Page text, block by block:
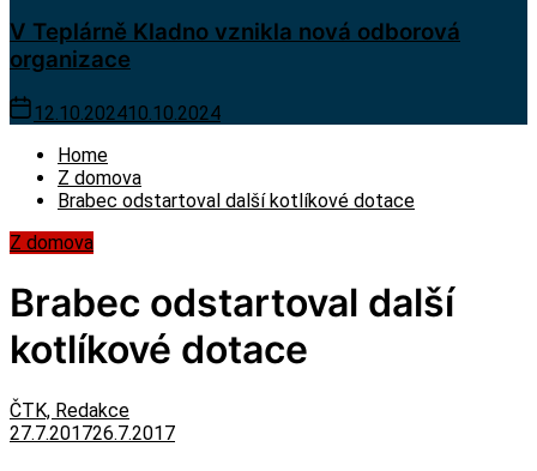
V Teplárně Kladno vznikla nová odborová
organizace
12.10.202410.10.2024
Home
Z domova
Brabec odstartoval další kotlíkové dotace
Z domova
Brabec odstartoval další
kotlíkové dotace
ČTK, Redakce
27.7.201726.7.2017